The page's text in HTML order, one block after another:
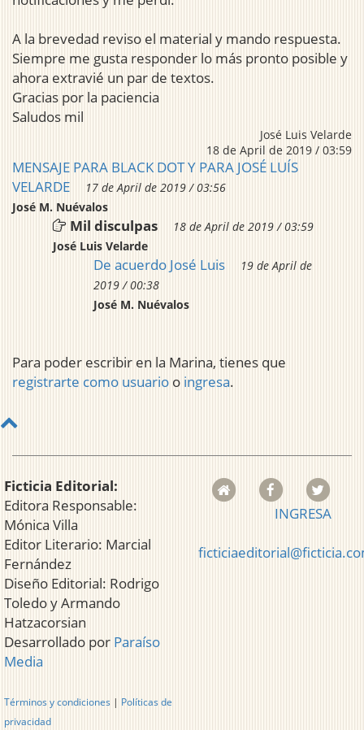
A la brevedad reviso el material y mando respuesta.
Siempre me gusta responder lo más pronto posible y
ahora extravié un par de textos.
Gracias por la paciencia
Saludos mil
José Luis Velarde
18 de April de 2019 / 03:59
MENSAJE PARA BLACK DOT Y PARA JOSÉ LUÍS
VELARDE
17 de April de 2019 / 03:56
José M. Nuévalos
Mil disculpas
18 de April de 2019 / 03:59
José Luis Velarde
De acuerdo José Luis
19 de April de
2019 / 00:38
José M. Nuévalos
Para poder escribir en la Marina, tienes que
registrarte como usuario o ingresa.
Ficticia Editorial:
Editora Responsable:
Mónica Villa
Editor Literario: Marcial
Fernández
Diseño Editorial: Rodrigo
Toledo y Armando
Hatzacorsian
Desarrollado por Paraíso
Media
Términos y condiciones | Políticas de
privacidad
INGRESA